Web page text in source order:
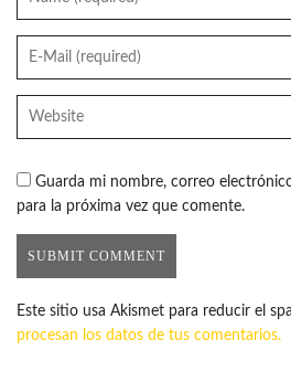
Guarda mi nombre, correo
para la próxima vez que comente.
Este sitio usa Akismet para reducir el
procesan los datos de tus comentarios.